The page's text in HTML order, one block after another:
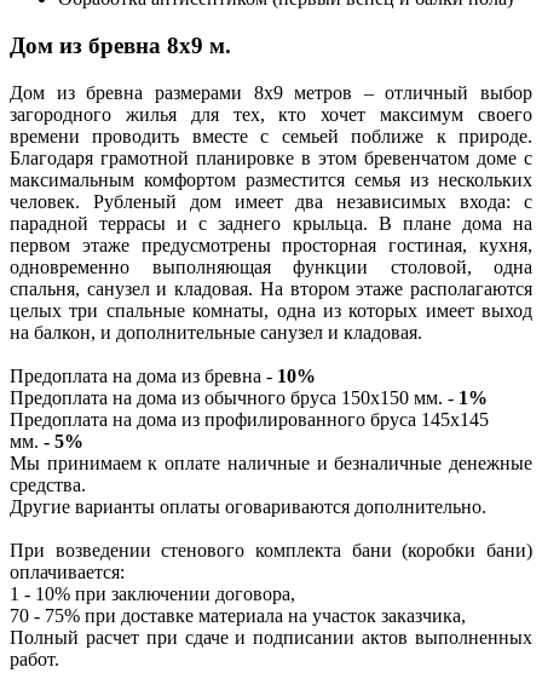
Дом из бревна 8х9 м.
Дом из бревна размерами 8х9 метров – отличный выбор
загородного жилья для тех, кто хочет максимум своего
времени проводить вместе с семьей поближе к природе.
Благодаря грамотной планировке в этом бревенчатом доме с
максимальным комфортом разместится семья из нескольких
человек. Рубленый дом имеет два независимых входа: с
парадной террасы и с заднего крыльца. В плане дома на
первом этаже предусмотрены просторная гостиная, кухня,
одновременно выполняющая функции столовой, одна
спальня, санузел и кладовая. На втором этаже располагаются
целых три спальные комнаты, одна из которых имеет выход
на балкон, и дополнительные санузел и кладовая.
Предоплата на дома из бревна - 10%
Предоплата на дома из обычного бруса 150х150 мм. - 1%
Предоплата на дома из профилированного бруса 145х145
мм. - 5%
Мы принимаем к оплате наличные и безналичные денежные
средства.
Другие варианты оплаты оговариваются дополнительно.
При возведении стенового комплекта бани (коробки бани)
оплачивается:
1 - 10% при заключении договора,
70 - 75% при доставке материала на участок заказчика,
Полный расчет при сдаче и подписании актов выполненных
работ.